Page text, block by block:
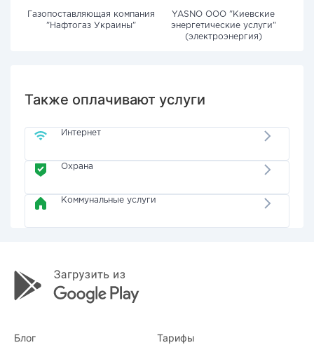
Газопоставляющая компания
"Нафтогаз Украины"
YASNO OOO "Киевские
энергетические услуги"
(электроэнергия)
Также оплачивают услуги
Интернет
Охрана
Коммунальные услуги
Блог Тарифы